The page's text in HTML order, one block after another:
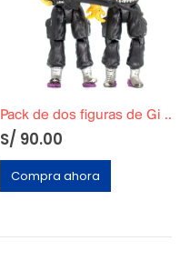
Pack de dos figuras de Gi Joe 1991
S/90.00
Compra ahora